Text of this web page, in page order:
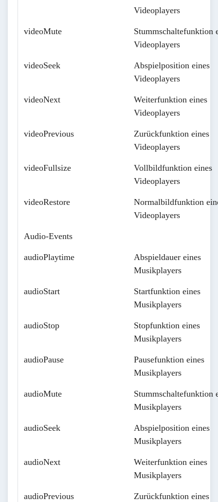
Videoplayers
videoMute
Stummschaltefunktion
Videoplayers
videoSeek
Abspielposition eines
Videoplayers
videoNext
Weiterfunktion eines
Videoplayers
videoPrevious
Zurückfunktion eines
Videoplayers
videoFullsize
Vollbildfunktion eines
Videoplayers
videoRestore
Normalbildfunktion
Videoplayers
Audio-Events
audioPlaytime
Abspieldauer eines
Musikplayers
audioStart
Startfunktion eines
Musikplayers
audioStop
Stopfunktion eines
Musikplayers
audioPause
Pausefunktion eines
Musikplayers
audioMute
Stummschaltefunktion
Musikplayers
audioSeek
Abspielposition eines
Musikplayers
audioNext
Weiterfunktion eines
Musikplayers
audioPrevious
Zurückfunktion eines